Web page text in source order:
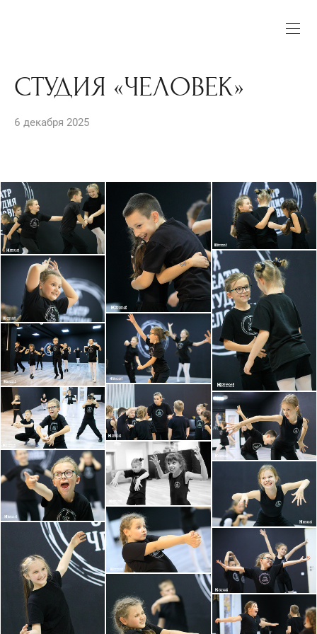
СТУДИЯ «ЧЕЛОВЕК»
6 декабря 2025